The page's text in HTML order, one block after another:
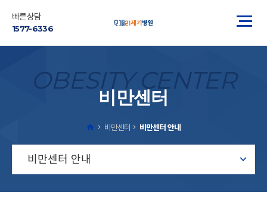
빠른상담
1577-6336
OBESITY CENTER
비만센터
비만센터 비만센터 안내
비만센터 안내